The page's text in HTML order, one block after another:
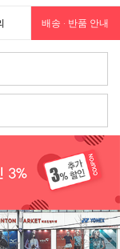
배송 · 반품 안내